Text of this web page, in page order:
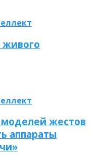
жестов
аппараты